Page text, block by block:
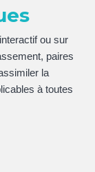
ou sur
paires
la
à toutes